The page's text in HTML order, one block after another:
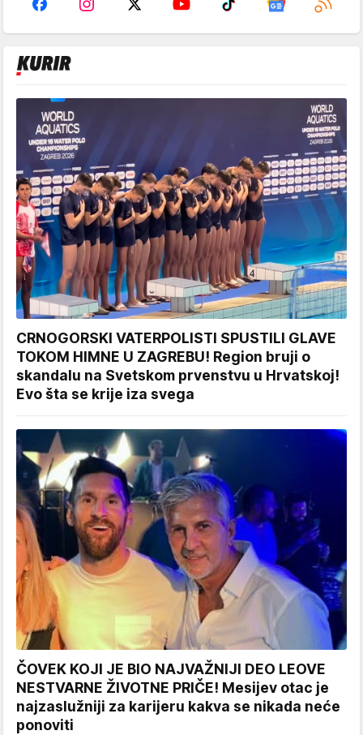
CRNOGORSKI VATERPOLISTI SPUSTILI GLAVE
TOKOM HIMNE U ZAGREBU! Region bruji o
skandalu na Svetskom prvenstvu u Hrvatskoj!
Evo šta se krije iza svega
ČOVEK KOJI JE BIO NAJVAŽNIJI DEO LEOVE
NESTVARNE ŽIVOTNE PRIČE! Mesijev otac je
najzaslužniji za karijeru kakva se nikada neće
ponoviti